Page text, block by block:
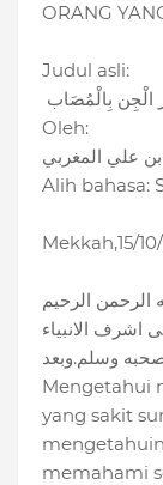
ORANG
Judul asli:
بِالْمُصَاب
Oleh:
علي المغربي
Alih bahasa:
Mekkah,15/
الرحمن الرحيم
اشرف الانبياء
Mengetahui
yang sakit
memahami